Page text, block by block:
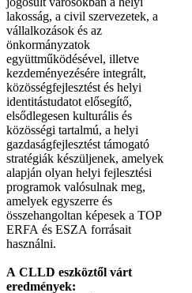
lakosság, a civil szervezetek, a
vállalkozások és az
önkormányzatok
együttműködésével, illetve
kezdeményezésére integrált,
közösségfejlesztést és helyi
identitástudatot elősegítő,
elsődlegesen kulturális és
közösségi tartalmú, a helyi
gazdaságfejlesztést támogató
stratégiák készüljenek, amelyek
alapján olyan helyi fejlesztési
programok valósulnak meg,
amelyek egyszerre és
összehangoltan képesek a TOP
ERFA és ESZA forrásait
használni.
A CLLD eszköztől várt
eredmények: